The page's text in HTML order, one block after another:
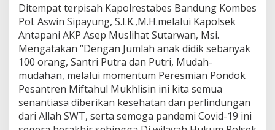
Ditempat terpisah Kapolrestabes Bandung Kombes
Pol. Aswin Sipayung, S.I.K.,M.H.melalui Kapolsek
Antapani AKP Asep Muslihat Sutarwan, Msi.
Mengatakan “Dengan Jumlah anak didik sebanyak
100 orang, Santri Putra dan Putri, Mudah-
mudahan, melalui momentum Peresmian Pondok
Pesantren Miftahul Mukhlisin ini kita semua
senantiasa diberikan kesehatan dan perlindungan
dari Allah SWT, serta semoga pandemi Covid-19 ini